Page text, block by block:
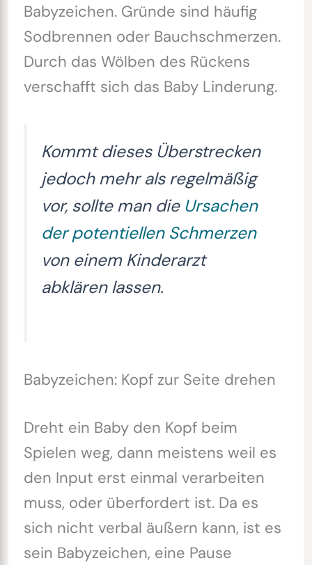
Babyzeichen. Gründe sind häufig
Sodbrennen oder Bauchschmerzen.
Durch das Wölben des Rückens
verschafft sich das Baby Linderung.
Kommt dieses Überstrecken
jedoch mehr als regelmäßig
vor, sollte man die Ursachen
der potentiellen Schmerzen
von einem Kinderarzt
abklären lassen.
Babyzeichen: Kopf zur Seite drehen
Dreht ein Baby den Kopf beim
Spielen weg, dann meistens weil es
den Input erst einmal verarbeiten
muss, oder überfordert ist. Da es
sich nicht verbal äußern kann, ist es
sein Babyzeichen, eine Pause